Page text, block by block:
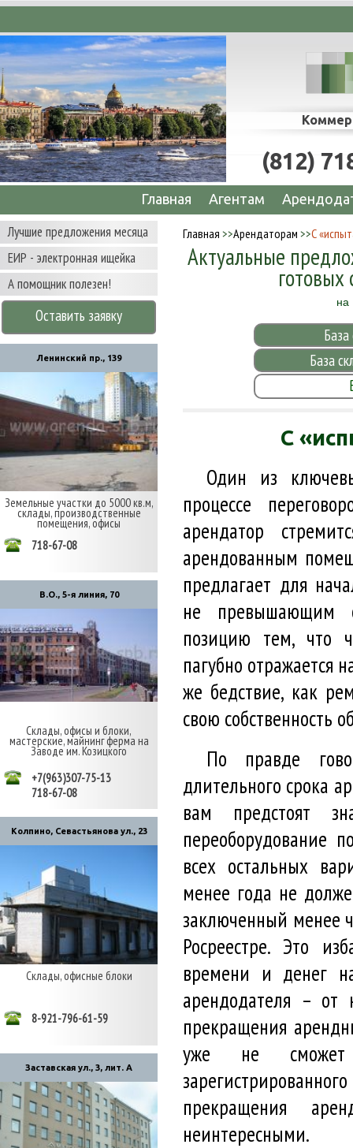
(812)
Главная Агентам
Лучшие предложения месяца
ЕИР - электронная ищейка
А помощник полезен!
Оставить заявку
Ленинский пр., 139
Земельные участки до 5000 кв.м,
склады, производственные
помещения, офисы
718-67-08
В.О., 5-я линия, 70
Склады, офисы и блоки,
мастерские, майнинг ферма на
Заводе им. Козицкого
+7(963)307-75-13
718-67-08
Колпино, Севастьянова ул., 23
Склады, офисные блоки
8-921-796-61-59
Заставская ул., 3, лит. А
Главная >>Арендаторам >>С
Актуальные
на
База
С
Один из
процессе
арендатор
арендованным
предлагает для
не превышающим
позицию тем, что
пагубно отражается
же бедствие, как
свою собственность
По правде
длительного срока
вам предстоят
переоборудование
всех остальных
менее года не
заключенный менее
Росреестре. Это
времени и денег
арендодателя – от
прекращения
уже не сможет
прекращения
неинтересными.